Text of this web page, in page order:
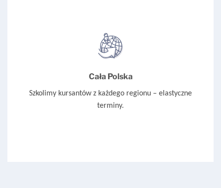
Cała Polska
Szkolimy kursantów z każdego regionu – elastyczne
terminy.